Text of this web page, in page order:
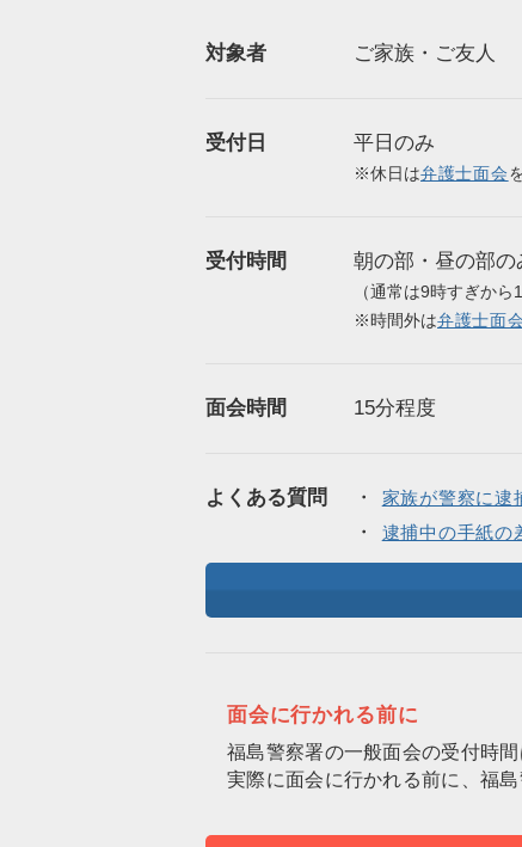
対象者 ご家族・ご友人
受付日 平日のみ
※休日は弁護士面会
受付時間 朝の部・昼の部の
（通常は9時すぎから
※時間外は弁護士面会
面会時間 15分程度
よくある質問
家族が警察に逮
逮捕中の手紙の
面会に行かれる前に
福島警察署の一般面会の受付時
実際に面会に行かれる前に、福